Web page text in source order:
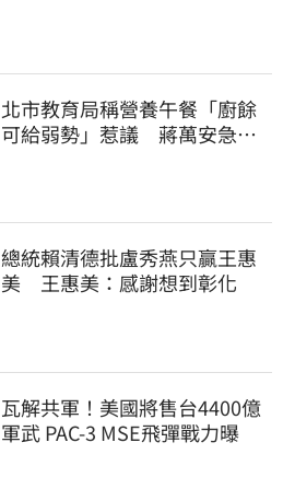
北市教育局稱營養午餐「廚餘
可給弱勢」惹議 蔣萬安急
總統賴清德批盧秀燕只贏王惠
美 王惠美：感謝想到彰化
瓦解共軍！美國將售台4400億
軍武 PAC-3 MSE飛彈戰力曝